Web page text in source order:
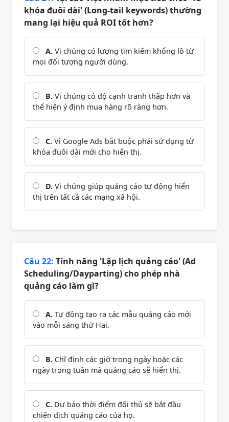
khóa đuôi dài' (Long-tail keywords) thường
mang lại hiệu quả ROI tốt hơn?
A. Vì chúng có lượng tìm kiếm khổng lồ từ
mọi đối tượng người dùng.
B. Vì chúng có độ cạnh tranh thấp hơn và
thể hiện ý định mua hàng rõ ràng hơn.
C. Vì Google Ads bắt buộc phải sử dụng từ
khóa đuôi dài mới cho hiển thị.
D. Vì chúng giúp quảng cáo tự động hiển
thị trên tất cả các mạng xã hội.
Câu 22: Tính năng 'Lập lịch quảng cáo' (Ad
Scheduling/Dayparting) cho phép nhà
quảng cáo làm gì?
A. Tự động tạo ra các mẫu quảng cáo mới
vào mỗi sáng thứ Hai.
B. Chỉ định các giờ trong ngày hoặc các
ngày trong tuần mà quảng cáo sẽ hiển thị.
C. Dự báo thời điểm đối thủ sẽ bắt đầu
chiến dịch quảng cáo của họ.